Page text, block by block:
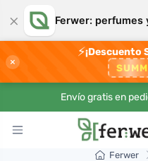
× Ferwer: perfumes
×
⚡¡Descuento
Envío gratis en
Ferwer